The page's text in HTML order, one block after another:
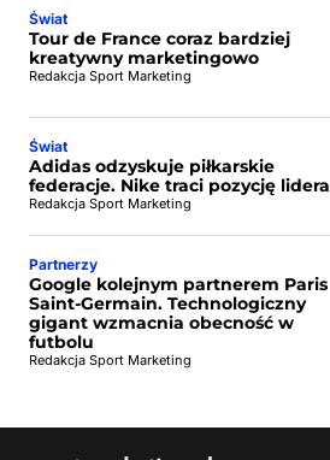
Świat
Tour de France coraz bardziej
kreatywny marketingowo
Redakcja Sport Marketing
Świat
Adidas odzyskuje piłkarskie
federacje. Nike traci pozycję lidera
Redakcja Sport Marketing
Partnerzy
Google kolejnym partnerem Paris
Saint-Germain. Technologiczny
gigant wzmacnia obecność w
futbolu
Redakcja Sport Marketing